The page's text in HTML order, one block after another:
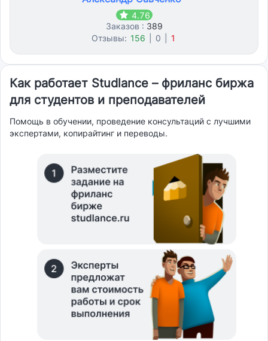
4.76
Заказов : 389
Отзывы: 156 0 1
Как работает Studlance – фриланс биржа
для студентов и преподавателей
Помощь в обучении, проведение консультаций с лучшими
экспертами, копирайтинг и переводы.